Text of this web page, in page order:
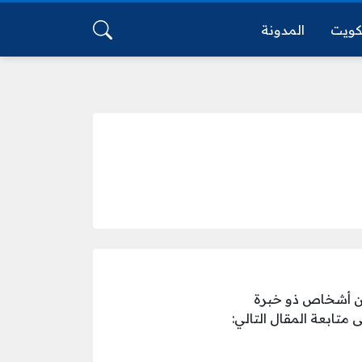
المدونة
أشخاص ذو خبرة
المقال التالي: